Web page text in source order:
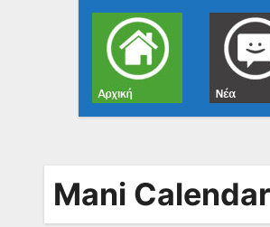
Mani